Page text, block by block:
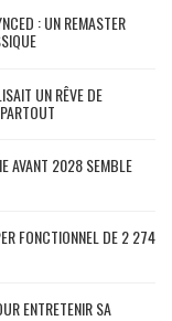
: UN REMASTER
UN RÊVE DE
AVANT 2028 SEMBLE
FONCTIONNEL DE 2 274
ENTRETENIR SA